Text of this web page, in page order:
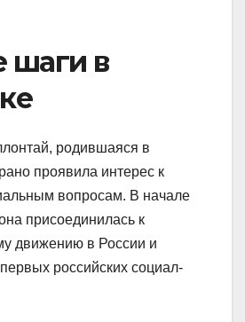
шаги в
родившаяся в
проявила интерес к
вопросам. В начале
присоединилась к
движению в России и
российских социал-